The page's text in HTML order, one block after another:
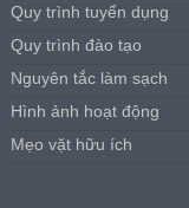
Quy trình tuyển dụng
Quy trình đào tạo
Nguyên tắc làm sạch
Hình ảnh hoạt động
Mẹo vặt hữu ích